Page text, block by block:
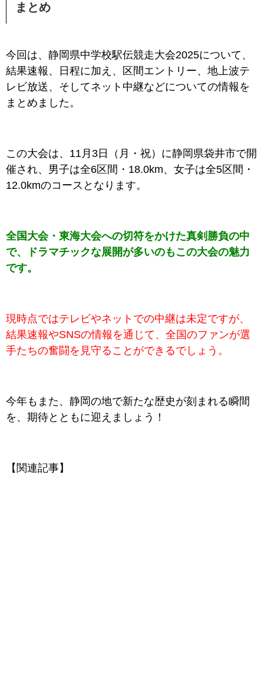
まとめ
今回は、静岡県中学校駅伝競走大会2025について、
結果速報、日程に加え、区間エントリー、地上波テ
レビ放送、そしてネット中継などについての情報を
まとめました。
この大会は、11月3日（月・祝） に静岡県袋井市で開
催され、 男子は全6区間・18.0km、女子は全5区間・
12.0kmのコースとなります。
全国大会・東海大会への切符をかけた真剣勝負の中
で、ドラマチックな展開が多いのもこの大会の魅力
です。
現時点ではテレビやネットでの中継は未定ですが、
結果速報やSNSの情報を通じて、全国のファンが選
手たちの奮闘を見守ることができるでしょう。
今年もまた、静岡の地で新たな歴史が刻まれる瞬間
を、期待とともに迎えましょう！
【関連記事】